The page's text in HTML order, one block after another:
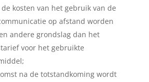
kosten van het gebruik van de
op afstand worden
andere grondslag dan het
voor het gebruikte
na de totstandkoming wordt